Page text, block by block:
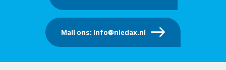
Mail ons: info@niedax.nl